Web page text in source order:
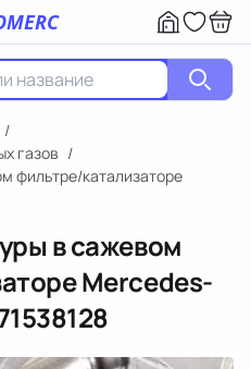
/
газов /
фильтре/катализаторе
в сажевом
Mercedes-